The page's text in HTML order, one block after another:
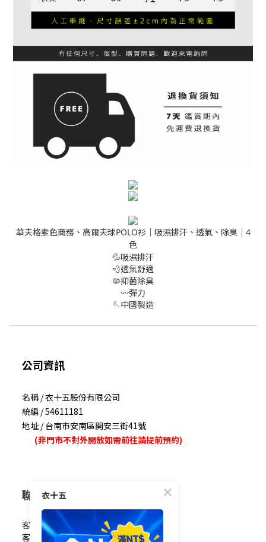
華夫格素色商務、高爾夫球POLO衫│吸濕排汗、透氣、除臭│4
色
💦吸濕排汗
💨透氣舒適
🦠抑菌除臭
〰彈力
🪡中國製造
公司資訊
名稱 / 衣十五股份有限公司
統編 / 54611181
地址 / 台南市安南區開安三街41號
(非門市不對外開放如需前往請提前預約)
聯絡我們
客服電話 / 0965-825-178
客服信箱 / service@e15.com.tw
衣十五